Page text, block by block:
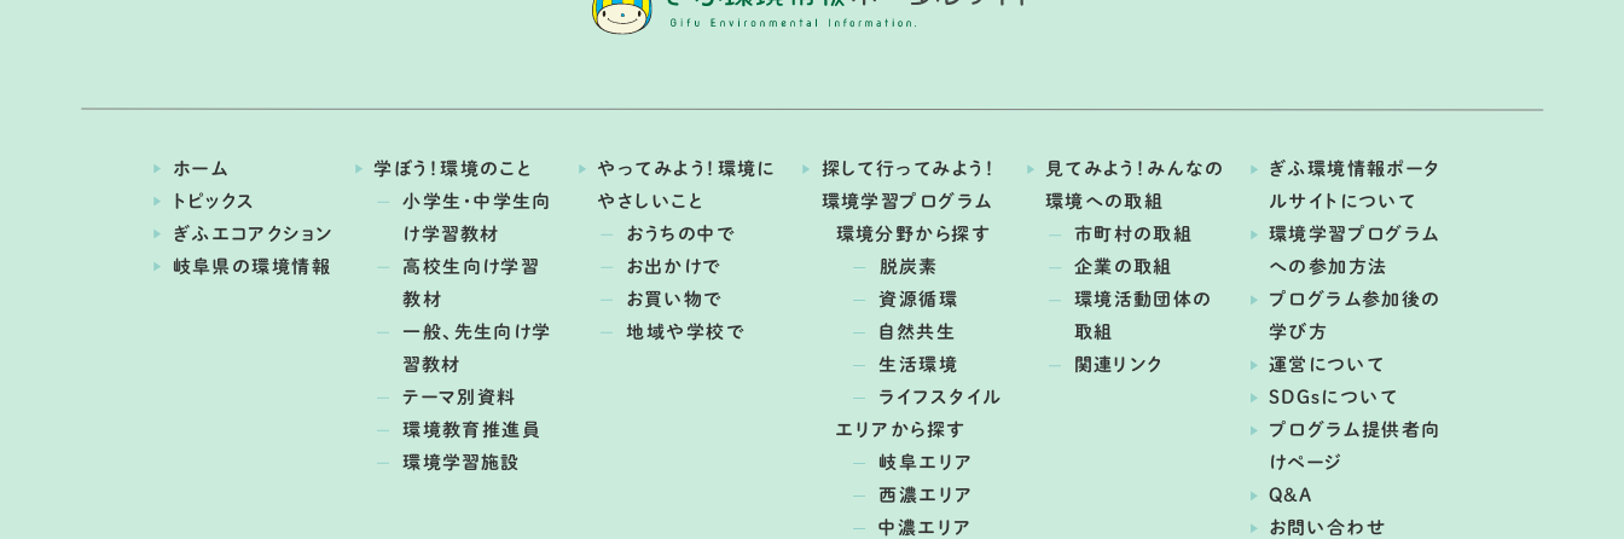
ホーム
トピックス
ぎふエコアクション
岐阜県の環境情報
学ぼう！環境のこと
小学生・中学生向
け学習教材
高校生向け学習
教材
一般、先生向け学
習教材
テーマ別資料
環境教育推進員
環境学習施設
やってみよう！環境に
やさしいこと
おうちの中で
お出かけで
お買い物で
地域や学校で
探して行ってみよう！
環境学習プログラム
環境分野から探す
脱炭素
資源循環
自然共生
生活環境
ライフスタイル
エリアから探す
岐阜エリア
西濃エリア
中濃エリア
見てみよう！みんなの
環境への取組
市町村の取組
企業の取組
環境活動団体の
取組
関連リンク
ぎふ環境情報ポータ
ルサイトについて
環境学習プログラム
への参加方法
プログラム参加後の
学び方
運営について
SDGsについて
プログラム提供者向
けページ
Q&A
お問い合わせ